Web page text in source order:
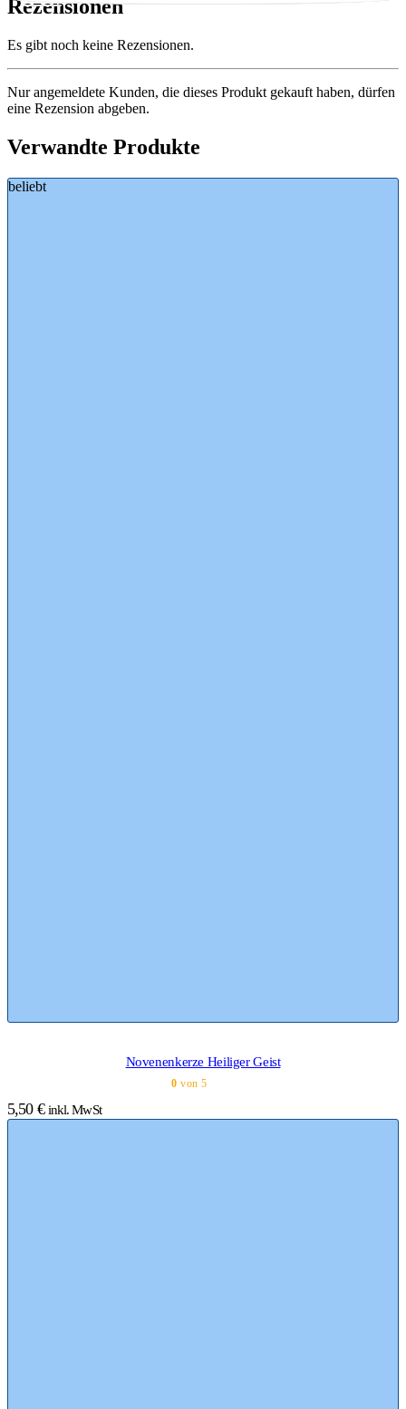
Rezensionen
Es gibt noch keine Rezensionen.
Nur angemeldete Kunden, die dieses Produkt gekauft haben, dürfen
eine Rezension abgeben.
Verwandte Produkte
beliebt
Novenenkerze Heiliger Geist
0 von 5
5,50 € inkl. MwSt